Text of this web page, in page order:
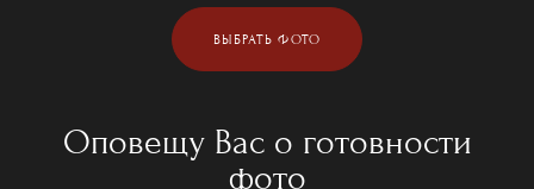
ВЫБРАТЬ ФОТО
Оповещу Вас о готовности
фото